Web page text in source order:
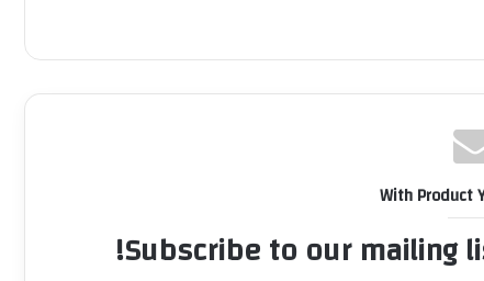
With Product
Subscribe to our mailing